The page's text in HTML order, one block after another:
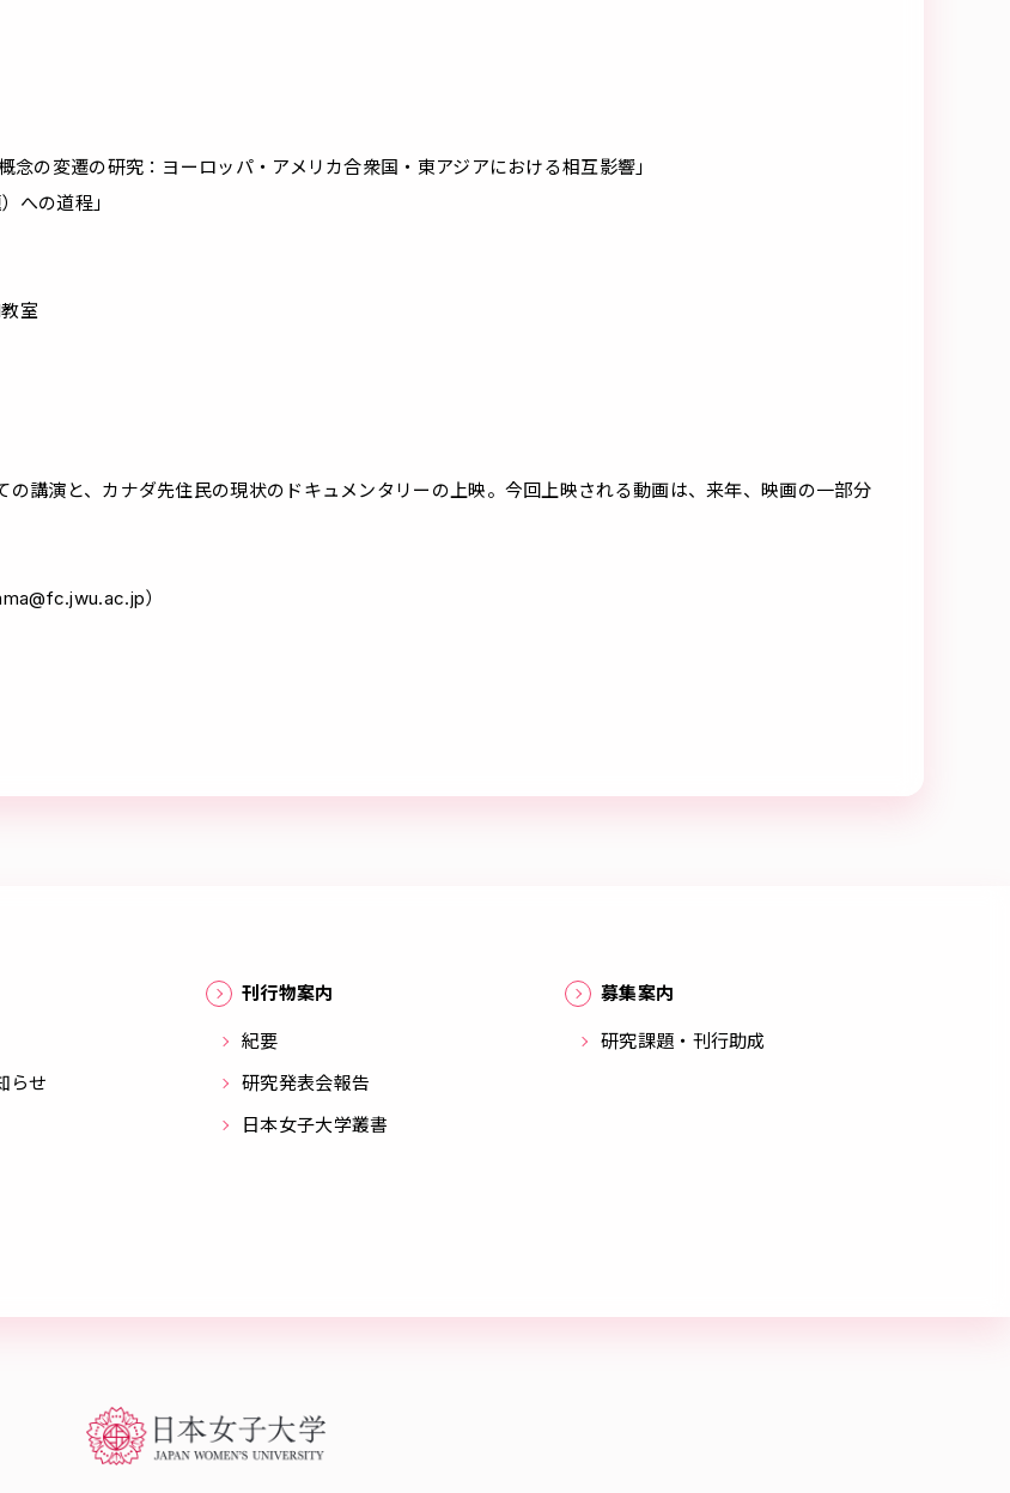
の変遷の研究：ヨーロッパ・アメリカ合衆国・東アジアにおける相互影響」
への道程」
室
講演と、カナダ先住民の現状のドキュメンタリーの上映。今回上映される動画は、来年、映画の一部分
）
らせ
刊行物案内
紀要
研究発表会報告
日本女子大学叢書
募集案内
研究課題・刊行助成